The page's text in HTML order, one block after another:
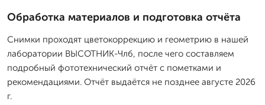
Обработка материалов и подготовка отчёта
Снимки проходят цветокоррекцию и геометрию в нашей
лаборатории ВЫСОТНИК-Члб, после чего составляем
подробный фототехнический отчёт с пометками и
рекомендациями. Отчёт выдаётся не позднее августе 2026
г.